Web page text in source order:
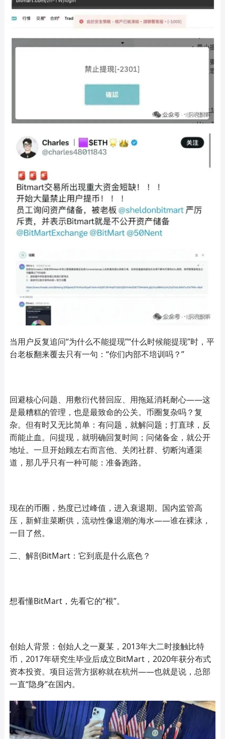
当用户反复追问“为什么不能提现”“什么时候能提现”时，平
台老板翻来覆去只有一句：“你们内部不培训吗？”
回避核心问题、用敷衍代替回应、用拖延消耗耐心——这
是最糟糕的管理，也是最致命的公关。币圈复杂吗？复
杂。但有时又无比简单：有问题，就解问题；打直球，反
而能止血。问提现，就明确回复时间；问储备金，就公开
地址。一旦开始顾左右而言他、关闭社群、切断沟通渠
道，那几乎只有一种可能：准备跑路。
现在的币圈，热度已过峰值，进入衰退期。国内监管高
压，新鲜韭菜断供，流动性像退潮的海水——谁在裸泳，
一目了然。
二、解剖BitMart：它到底是什么底色？
想看懂BitMart，先看它的“根”。
创始人背景：创始人之一夏某，2013年大二时接触比特
币，2017年研究生毕业后成立BitMart，2020年获分布式
资本投资。项目运营方据称就在杭州——也就是说，总部
一直“隐身”在国内。